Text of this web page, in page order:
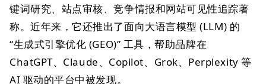
键词研究、站点审核、竞争情报和网站可见性追踪著
称。近年来，它还推出了面向大语言模型 (LLM) 的
“生成式引擎优化 (GEO)” 工具，帮助品牌在
ChatGPT、Claude、Copilot、Grok、Perplexity 等
AI 驱动的平台中被发现。